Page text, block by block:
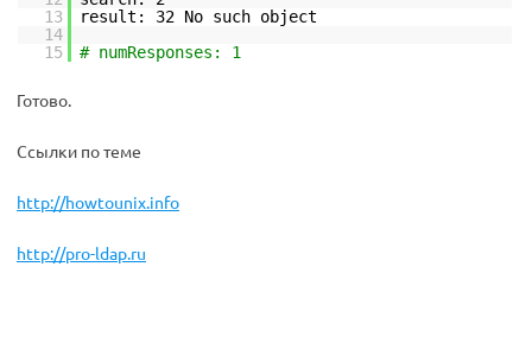
13
result: 32 No such object
14
15
# numResponses: 1
Готово.
Ссылки по теме
http://howtounix.info
http://pro-ldap.ru